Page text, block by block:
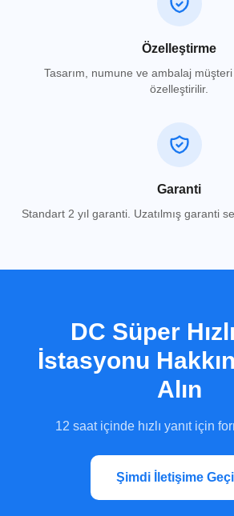
Özelleştirme
Tasarım, numune ve ambalaj
özelleştirilir.
Garanti
Standart 2 yıl garanti. Uzatılmış garanti
DC Süper
İstasyonu
Alın
12 saat içinde hızlı yanıt için
Şimdi İletişime